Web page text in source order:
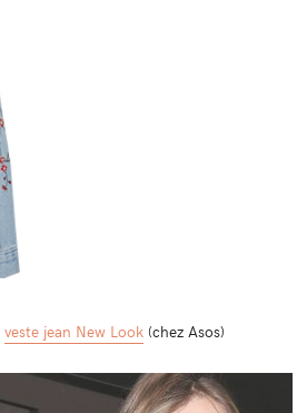
veste jean New Look(chez Asos)